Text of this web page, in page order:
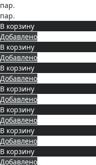
пар.
пар.
В корзину
Добавлено
В корзину
Добавлено
В корзину
Добавлено
В корзину
Добавлено
В корзину
Добавлено
В корзину
Добавлено
В корзину
Добавлено